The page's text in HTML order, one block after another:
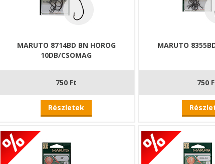
MARUTO 8714BD BN HOROG
10DB/CSOMAG
750 Ft
Részletek
MARUTO
750